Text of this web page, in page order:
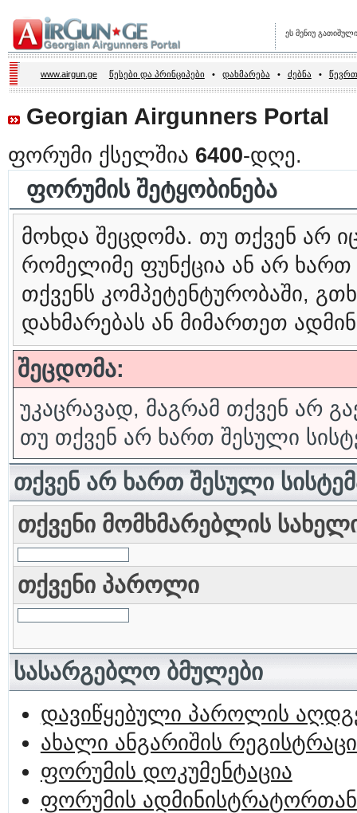
ეს მენიუ
www.airgun.ge წესები და პრინციპები • დახმარება • ძებნა •
Georgian Airgunners Portal
ფორუმი ქსელშია 6400-დღე.
ფორუმის შეტყობინება
მოხდა შეცდომა. თუ თქვენ არ
რომელიმე ფუნქცია ან არ ხართ
თქვენს კომპეტენტურობაში,
დახმარებას ან მიმართეთ
შეცდომა:
უკაცრავად, მაგრამ თქვენ არ
თუ თქვენ არ ხართ შესული
თქვენ არ ხართ შესული
თქვენი მომხმარებლის
თქვენი პაროლი
სასარგებლო ბმულები
დავიწყებული პაროლის
ახალი ანგარიშის
ფორუმის დოკუმენტაცია
ფორუმის ადმინისტრატორთან